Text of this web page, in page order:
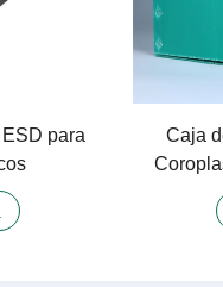
para
Caja